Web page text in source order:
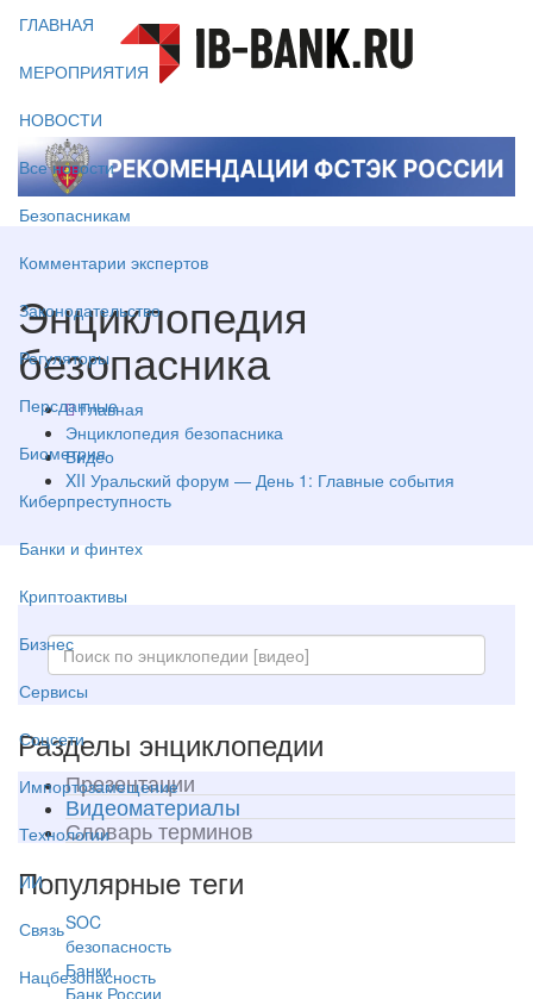
ГЛАВНАЯ
МЕРОПРИЯТИЯ
НОВОСТИ
Все новости
Безопасникам
Комментарии экспертов
Законодательство
Регуляторы
Персданные
Биометрия
Киберпреступность
Банки и финтех
Криптоактивы
Бизнес
Сервисы
Соцсети
Импортозамещение
Технологии
ИИ
Связь
Нацбезопасность
Энциклопедия
безопасника
Главная
Энциклопедия безопасника
Видео
XII Уральский форум — День 1: Главные события
Разделы энциклопедии
Презентации
Видеоматериалы
Словарь терминов
Популярные теги
SOC
безопасность
Банки
Банк России